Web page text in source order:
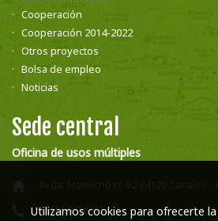
Cooperación
Cooperación 2014-2022
Otros proyectos
Bolsa de empleo
Noticias
Sede central
Oficina de usos múltiples
Avda. Manocho nº 92 24120 Canales
987 58 16 66
Utilizamos cookies para ofrecerte